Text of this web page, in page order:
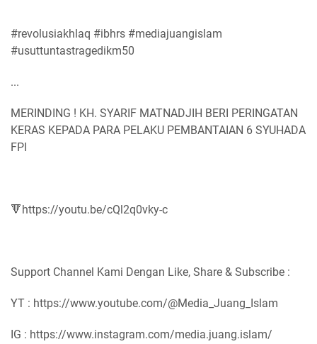
#revolusiakhlaq #ibhrs #mediajuangislam
#usuttuntastragedikm50
...
MERINDING ! KH. SYARIF MATNADJIH BERI PERINGATAN
KERAS KEPADA PARA PELAKU PEMBANTAIAN 6 SYUHADA
FPI
🔻https://youtu.be/cQl2q0vky-c
Support Channel Kami Dengan Like, Share & Subscribe :
YT : https://www.youtube.com/@Media_Juang_Islam
IG : https://www.instagram.com/media.juang.islam/